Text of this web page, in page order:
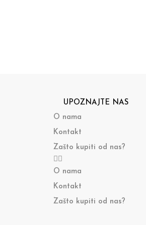
UPOZNAJTE NAS
O nama
Kontakt
Zašto kupiti od nas?
O nama
Kontakt
Zašto kupiti od nas?